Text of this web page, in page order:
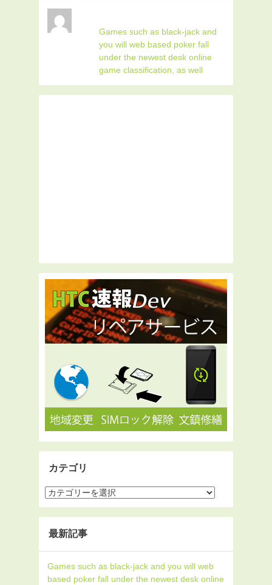
Games such as black-jack and
you will web based poker fall
under the newest desk online
game classification, as well
カテゴリ
最新記事
Games such as black-jack and you will web
based poker fall under the newest desk online